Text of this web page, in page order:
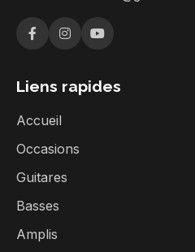
Liens rapides
Accueil
Occasions
Guitares
Basses
Amplis